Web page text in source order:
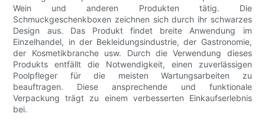
Wein und anderen Produkten tätig. Die
Schmuckgeschenkboxen zeichnen sich durch ihr schwarzes
Design aus. Das Produkt findet breite Anwendung im
Einzelhandel, in der Bekleidungsindustrie, der Gastronomie,
der Kosmetikbranche usw. Durch die Verwendung dieses
Produkts entfällt die Notwendigkeit, einen zuverlässigen
Poolpfleger für die meisten Wartungsarbeiten zu
beauftragen. Diese ansprechende und funktionale
Verpackung trägt zu einem verbesserten Einkaufserlebnis
bei.